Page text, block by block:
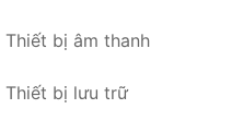
Thiết bị âm thanh
Thiết bị lưu trữ